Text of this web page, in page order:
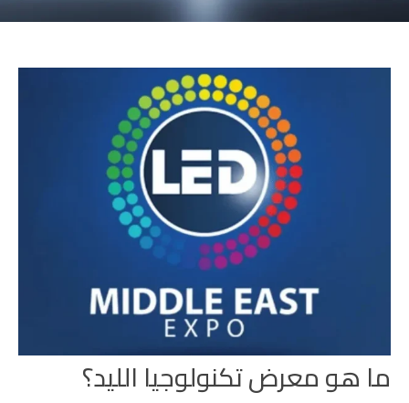
ما هو معرض تكنولوجيا الليد؟